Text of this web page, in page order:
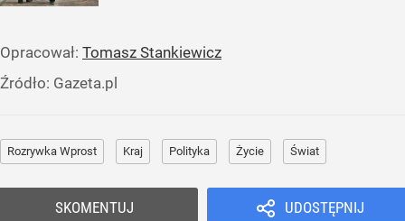
Opracował: Tomasz Stankiewicz
Źródło: Gazeta.pl
Rozrywka Wprost Kraj Polityka Życie Świat
UDOSTĘPNIJ
SKOMENTUJ